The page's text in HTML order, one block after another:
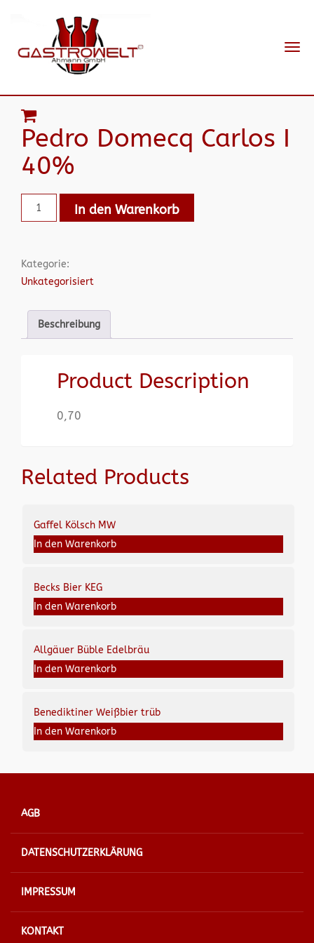
Pedro Domecq Carlos I
40%
In den Warenkorb
Kategorie:
Unkategorisiert
Beschreibung
Product Description
0,70
Related Products
Gaffel Kölsch MW
In den Warenkorb
Becks Bier KEG
In den Warenkorb
Allgäuer Büble Edelbräu
In den Warenkorb
Benediktiner Weißbier trüb
In den Warenkorb
AGB
DATENSCHUTZERKLÄRUNG
IMPRESSUM
KONTAKT